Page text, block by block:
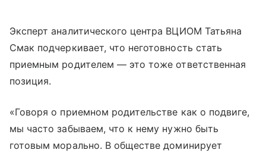
Эксперт аналитического центра ВЦИОМ Татьяна
Смак подчеркивает, что неготовность стать
приемным родителем — это тоже ответственная
позиция.
«Говоря о приемном родительстве как о подвиге,
мы часто забываем, что к нему нужно быть
готовым морально. В обществе доминирует